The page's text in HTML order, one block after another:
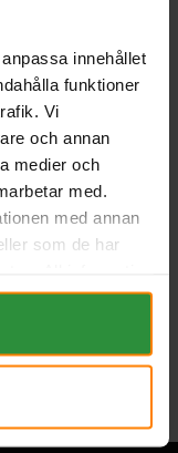
innehållet
funktioner
Vi
och annan
medier och
med.
med annan
som de har
Cookie sida